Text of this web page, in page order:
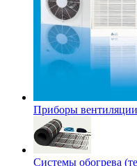
Приборы
Системы обогрева